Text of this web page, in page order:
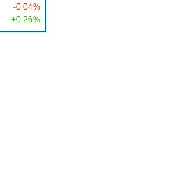
-0.04%
+0.26%